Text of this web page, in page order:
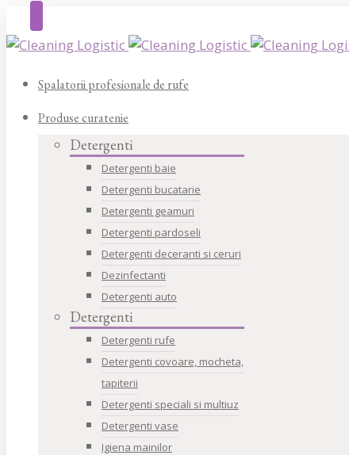
Spalatorii profesionale de rufe
Produse curatenie
Detergenti
Detergenti baie
Detergenti bucatarie
Detergenti geamuri
Detergenti pardoseli
Detergenti deceranti si ceruri
Dezinfectanti
Detergenti auto
Detergenti
Detergenti rufe
Detergenti covoare, mocheta,
tapiterii
Detergenti speciali si multiuz
Detergenti vase
Igiena mainilor